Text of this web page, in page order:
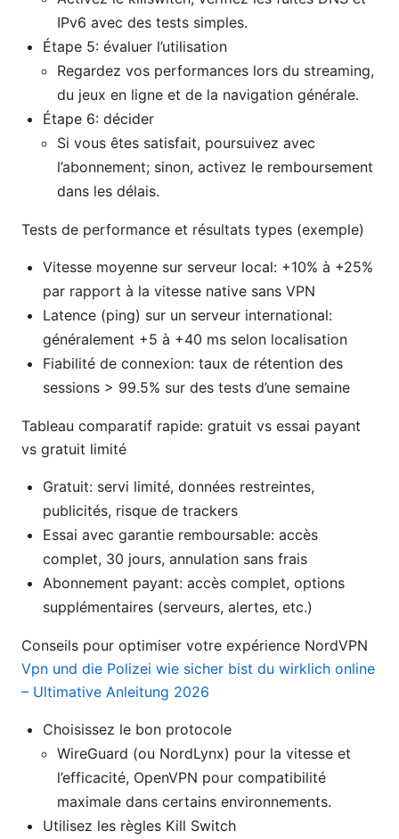
IPv6 avec des tests simples.
Étape 5: évaluer l’utilisation
Regardez vos performances lors du streaming,
du jeux en ligne et de la navigation générale.
Étape 6: décider
Si vous êtes satisfait, poursuivez avec
l’abonnement; sinon, activez le remboursement
dans les délais.
Tests de performance et résultats types (exemple)
Vitesse moyenne sur serveur local: +10% à +25%
par rapport à la vitesse native sans VPN
Latence (ping) sur un serveur international:
généralement +5 à +40 ms selon localisation
Fiabilité de connexion: taux de rétention des
sessions > 99.5% sur des tests d’une semaine
Tableau comparatif rapide: gratuit vs essai payant
vs gratuit limité
Gratuit: servi limité, données restreintes,
publicités, risque de trackers
Essai avec garantie remboursable: accès
complet, 30 jours, annulation sans frais
Abonnement payant: accès complet, options
supplémentaires (serveurs, alertes, etc.)
Conseils pour optimiser votre expérience NordVPN
Vpn und die Polizei wie sicher bist du wirklich online
– Ultimative Anleitung 2026
Choisissez le bon protocole
WireGuard (ou NordLynx) pour la vitesse et
l’efficacité, OpenVPN pour compatibilité
maximale dans certains environnements.
Utilisez les règles Kill Switch